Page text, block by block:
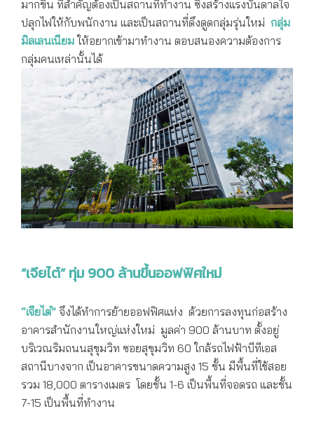
มากขึ้น ที่สำคัญต้องเป็นสถานที่ทำงาน ซึ่งสร้างแรงบันดาลใจ
ปลุกไฟให้กับพนักงาน และเป็นสถานที่ดึงดูดกลุ่มรุ่นใหม่ กลุ่ม
มิลเลนเนียม ให้อยากเข้ามาทำงาน ตอบสนองความต้องการ
กลุ่มคนเหล่านั้นได้
“เจียไต๋” ทุ่ม 900 ล้านขึ้นออฟฟิศใหม่
“เจียไต๋” จึงได้ทำการย้ายออฟฟิศแห่ง ด้วยการลงทุนก่อสร้าง
อาคารสำนักงานใหญ่แห่งใหม่ มูลค่า 900 ล้านบาท ตั้งอยู่
บริเวณริมถนนสุขุมวิท ซอยสุขุมวิท 60 ใกล้รถไฟฟ้าบีทีเอส
สถานีบางจาก เป็นอาคารขนาดความสูง 15 ชั้น มีพื้นที่ใช้สอย
รวม 18,000 ตารางเมตร โดยชั้น 1-6 เป็นพื้นที่จอดรถ และชั้น
7-15 เป็นพื้นที่ทำงาน